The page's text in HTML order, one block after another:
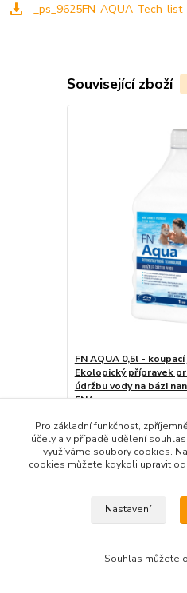
_ps_9625FN-AQUA-Tech-
Související zboží
FN AQUA 0,5l -
Ekologický přípravek
údržbu vody na bázi
FNAqua
869 Kč
Pro základní funkčnost,
účely a v případě udělení
využíváme soubory cookies.
cookies můžete kdykoli upravit
Nastavení
Souhlas můžete